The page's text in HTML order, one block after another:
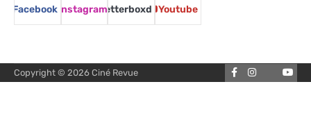
Facebook InstagramLetterboxd Youtube
Copyright © 2026 Ciné Revue FacebookInstagram